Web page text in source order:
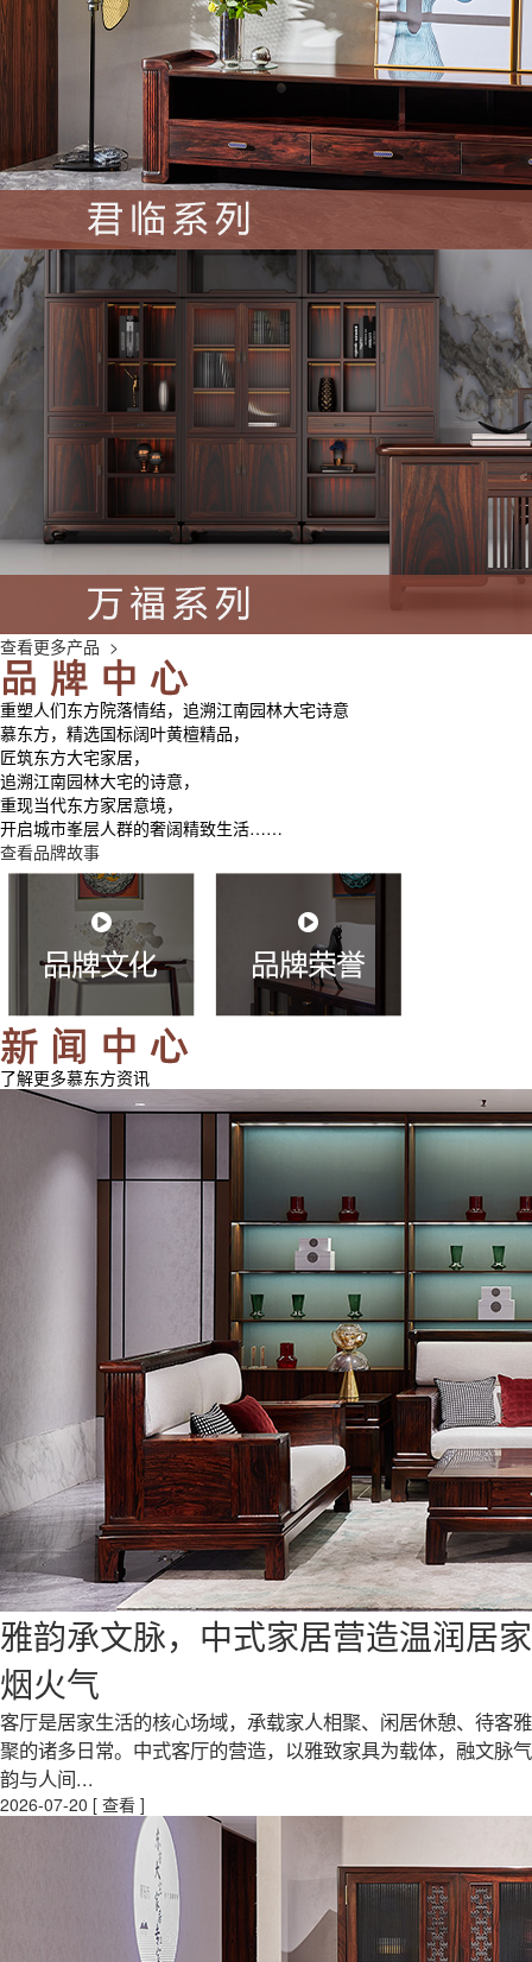
查看更多产品 >
重塑人们东方院落情结，追溯江南园林大宅诗意
慕东方，精选国标阔叶黄檀精品，
匠筑东方大宅家居，
追溯江南园林大宅的诗意，
重现当代东方家居意境，
开启城市峯层人群的奢阔精致生活……
查看品牌故事
了解更多慕东方资讯
雅韵承文脉，中式家居营造温润居家
烟火气
客厅是居家生活的核心场域，承载家人相聚、闲居休憩、待客雅
聚的诸多日常。中式客厅的营造，以雅致家具为载体，融文脉气
韵与人间...
2026-07-20 [ 查看 ]